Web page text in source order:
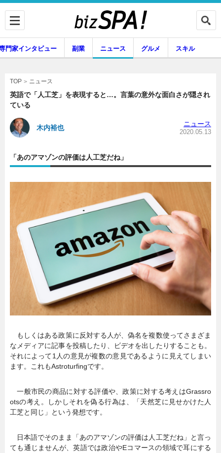
専門家インタビュー
副業
スキル
エンタメ
連載一覧
門家インタビュー 副業 ニュース グルメ スキル
TOP ニュース
英語で「人工芝」を表現すると…。言葉の意外な面白さが隠され
ている
木内裕也 ニュース
2020.05.13
「あのアマゾンの評価は人工芝だね」
もしくはある政策に反対する人が、偽名を複数使ってさまざま
なメディアに記事を投稿したり、ビデオを出したりすることも。
それによって1人の意見が複数の意見であるように見えてしまい
ます。これもAstroturfingです。
一般市民の商品に対する評価や、政策に対する考えはGrassro
otsの考え。しかしそれを偽る行為は、「天然芝に見せかけた人
工芝と同じ」という発想です。
日本語でそのまま「あのアマゾンの評価は人工芝だね」と言っ
ても通じませんが、英語では政治やEコマースの領域で耳にする